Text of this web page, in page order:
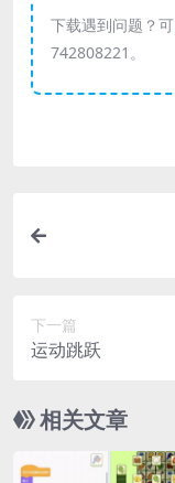
下载遇到问题？可
742808221。
下一篇
运动跳跃
相关文章